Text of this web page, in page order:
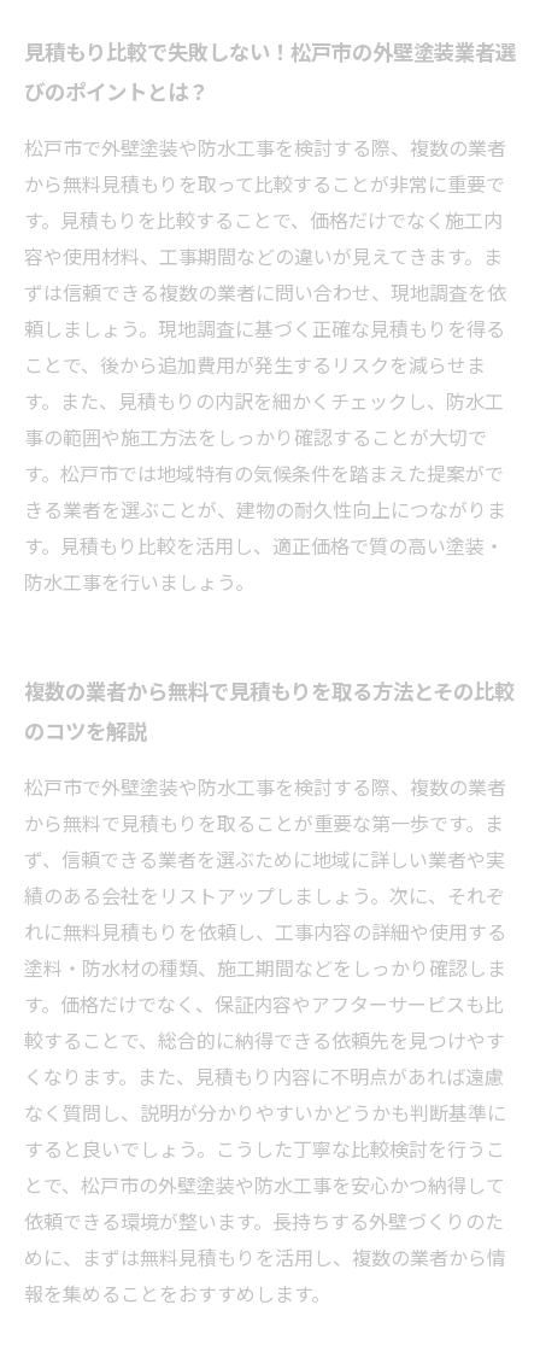
見積もり比較で失敗しない！松戸市の外壁塗装業者選
びのポイントとは？
松戸市で外壁塗装や防水工事を検討する際、複数の業者
から無料見積もりを取って比較することが非常に重要で
す。見積もりを比較することで、価格だけでなく施工内
容や使用材料、工事期間などの違いが見えてきます。ま
ずは信頼できる複数の業者に問い合わせ、現地調査を依
頼しましょう。現地調査に基づく正確な見積もりを得る
ことで、後から追加費用が発生するリスクを減らせま
す。また、見積もりの内訳を細かくチェックし、防水工
事の範囲や施工方法をしっかり確認することが大切で
す。松戸市では地域特有の気候条件を踏まえた提案がで
きる業者を選ぶことが、建物の耐久性向上につながりま
す。見積もり比較を活用し、適正価格で質の高い塗装・
防水工事を行いましょう。
複数の業者から無料で見積もりを取る方法とその比較
のコツを解説
松戸市で外壁塗装や防水工事を検討する際、複数の業者
から無料で見積もりを取ることが重要な第一歩です。ま
ず、信頼できる業者を選ぶために地域に詳しい業者や実
績のある会社をリストアップしましょう。次に、それぞ
れに無料見積もりを依頼し、工事内容の詳細や使用する
塗料・防水材の種類、施工期間などをしっかり確認しま
す。価格だけでなく、保証内容やアフターサービスも比
較することで、総合的に納得できる依頼先を見つけやす
くなります。また、見積もり内容に不明点があれば遠慮
なく質問し、説明が分かりやすいかどうかも判断基準に
すると良いでしょう。こうした丁寧な比較検討を行うこ
とで、松戸市の外壁塗装や防水工事を安心かつ納得して
依頼できる環境が整います。長持ちする外壁づくりのた
めに、まずは無料見積もりを活用し、複数の業者から情
報を集めることをおすすめします。